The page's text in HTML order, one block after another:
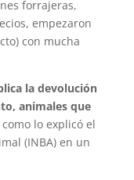
forrajeras,
empezaron
con mucha
la devolución
animales que
lo explicó el
(INBA) en un